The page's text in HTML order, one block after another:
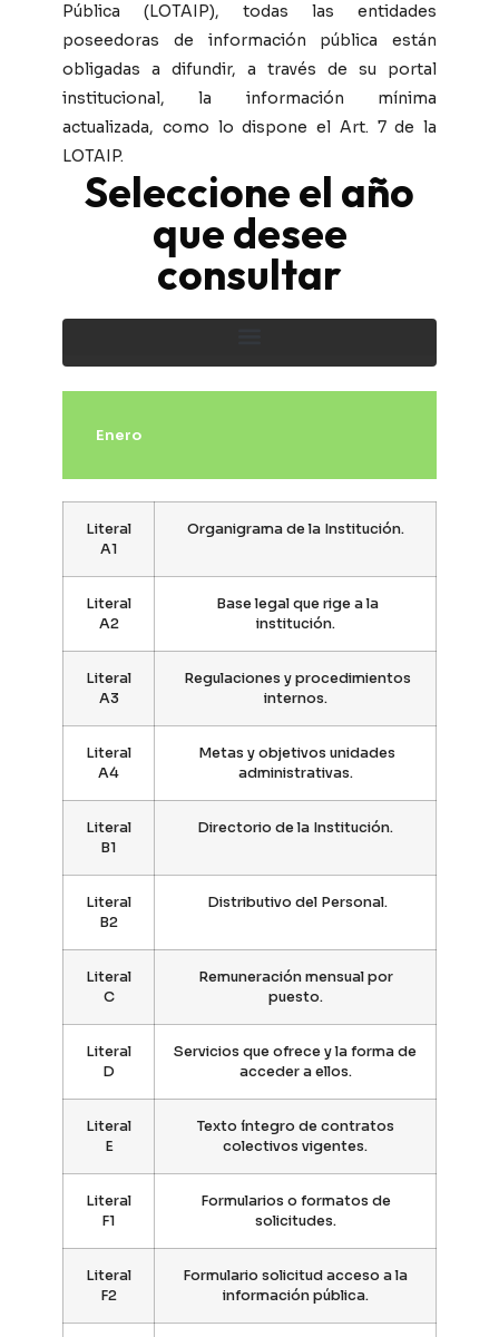
Pública (LOTAIP), todas las entidades
poseedoras de información pública están
obligadas a difundir, a través de su portal
institucional, la información mínima
actualizada, como lo dispone el Art. 7 de la
LOTAIP.
Seleccione el año
que desee
consultar
Enero
Literal
A1
Organigrama de la Institución.
Literal
A2
Base legal que rige a la
institución.
Literal
A3
Regulaciones y procedimientos
internos.
Literal
A4
Metas y objetivos unidades
administrativas.
Literal
B1
Directorio de la Institución.
Literal
B2
Distributivo del Personal.
Literal
C
Remuneración mensual por
puesto.
Literal
D
Servicios que ofrece y la forma de
acceder a ellos.
Literal
E
Texto íntegro de contratos
colectivos vigentes.
Literal
F1
Formularios o formatos de
solicitudes.
Literal
F2
Formulario solicitud acceso a la
información pública.